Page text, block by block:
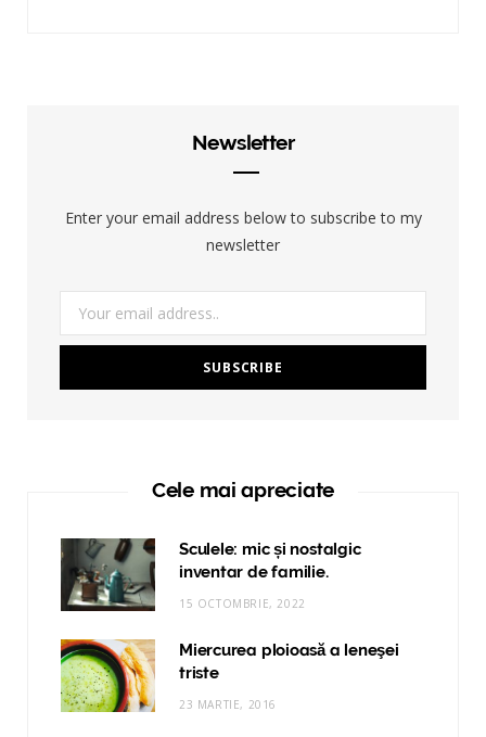
Newsletter
Enter your email address below to subscribe to my
newsletter
Cele mai apreciate
Sculele: mic și nostalgic
inventar de familie.
15 OCTOMBRIE, 2022
Miercurea ploioasă a leneşei
triste
23 MARTIE, 2016